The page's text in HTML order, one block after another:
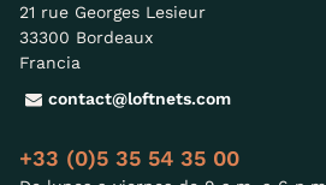
21 rue Georges Lesieur
33300 Bordeaux
Francia
contact@loftnets.com
+33 (0)5 35 54 35 00